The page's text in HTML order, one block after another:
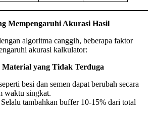
Mempengaruhi Akurasi Hasil
algoritma canggih, beberapa faktor
akurasi kalkulator:
yang Tidak Terduga
besi dan semen dapat berubah secara
waktu singkat.
Selalu tambahkan buffer 10-15% dari total